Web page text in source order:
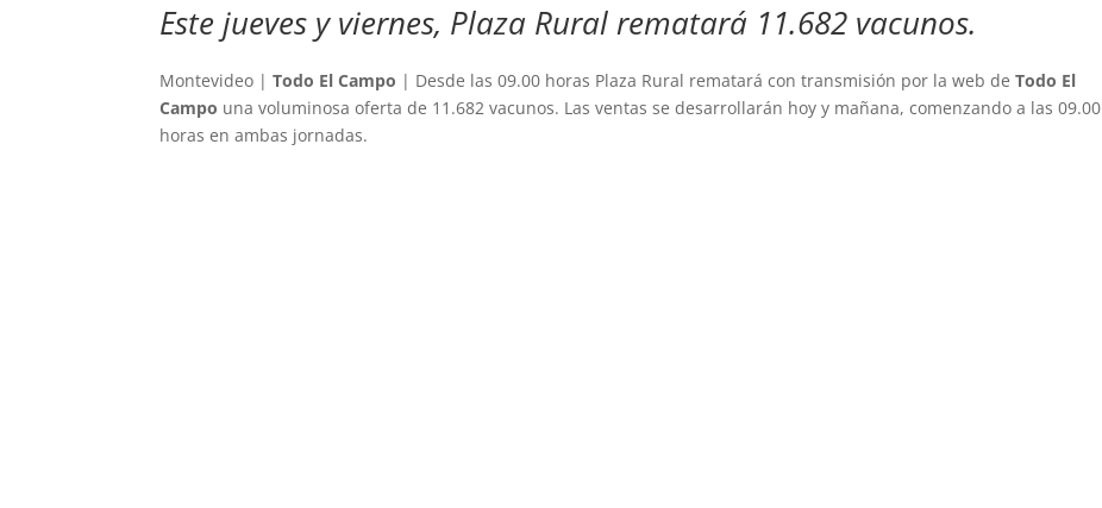
Este jueves y viernes, Plaza Rural rematará 11.682 vacunos.
Montevideo |Todo El Campo | Desde las 09.00 horas Plaza Rural rematará con transmisión por la web deTodo El
Campo una voluminosa oferta de 11.682 vacunos. Las ventas se desarrollarán hoy y mañana, comenzando a las 09.00
horas en ambas jornadas.